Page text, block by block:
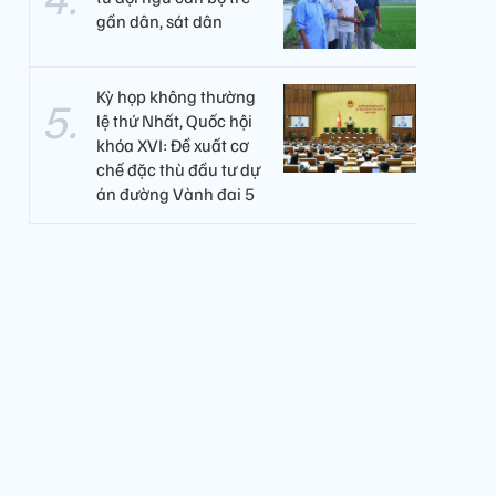
gần dân, sát dân
Kỳ họp không thường
lệ thứ Nhất, Quốc hội
khóa XVI: Đề xuất cơ
chế đặc thù đầu tư dự
án đường Vành đai 5